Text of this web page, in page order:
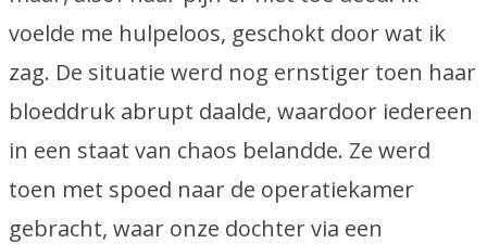
voelde me hulpeloos, geschokt door wat ik
zag. De situatie werd nog ernstiger toen haar
bloeddruk abrupt daalde, waardoor iedereen
in een staat van chaos belandde. Ze werd
toen met spoed naar de operatiekamer
gebracht, waar onze dochter via een